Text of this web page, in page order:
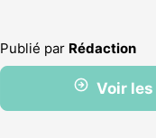
Publié par Rédaction
Voir